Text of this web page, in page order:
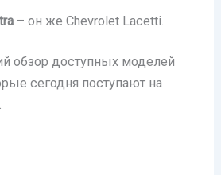
– он же Chevrolet Lacetti.
обзор доступных моделей
сегодня поступают на